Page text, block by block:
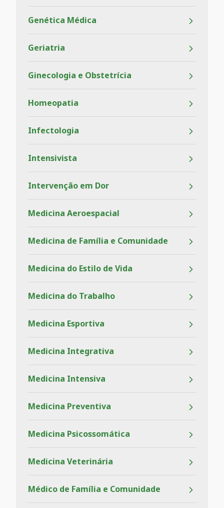
Genética Médica
Geriatria
Ginecologia e Obstetrícia
Homeopatia
Infectologia
Intensivista
Intervenção em Dor
Medicina Aeroespacial
Medicina de Família e Comunidade
Medicina do Estilo de Vida
Medicina do Trabalho
Medicina Esportiva
Medicina Integrativa
Medicina Intensiva
Medicina Preventiva
Medicina Psicossomática
Medicina Veterinária
Médico de Família e Comunidade